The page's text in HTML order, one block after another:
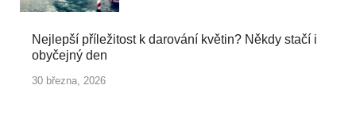
Nejlepší příležitost k darování květin? Někdy stačí i
obyčejný den
30 března, 2026